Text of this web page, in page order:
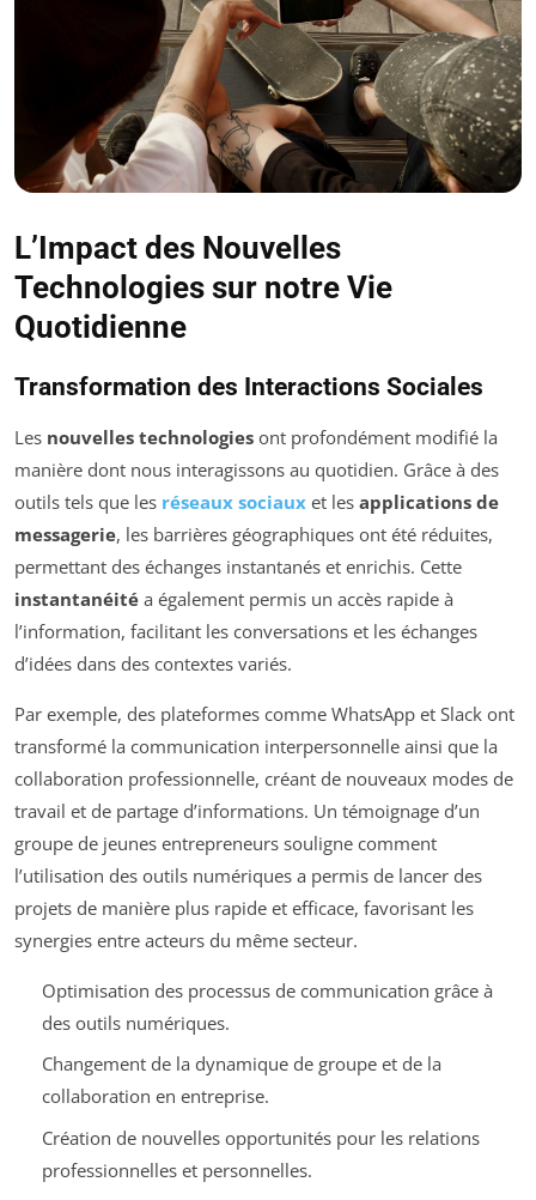
L’Impact des Nouvelles
Technologies sur notre Vie
Quotidienne
Transformation des Interactions Sociales
Les nouvelles technologies ont profondément modifié la
manière dont nous interagissons au quotidien. Grâce à des
outils tels que les réseaux sociaux et les applications de
messagerie, les barrières géographiques ont été réduites,
permettant des échanges instantanés et enrichis. Cette
instantanéité a également permis un accès rapide à
l’information, facilitant les conversations et les échanges
d’idées dans des contextes variés.
Par exemple, des plateformes comme WhatsApp et Slack ont
transformé la communication interpersonnelle ainsi que la
collaboration professionnelle, créant de nouveaux modes de
travail et de partage d’informations. Un témoignage d’un
groupe de jeunes entrepreneurs souligne comment
l’utilisation des outils numériques a permis de lancer des
projets de manière plus rapide et efficace, favorisant les
synergies entre acteurs du même secteur.
Optimisation des processus de communication grâce à
des outils numériques.
Changement de la dynamique de groupe et de la
collaboration en entreprise.
Création de nouvelles opportunités pour les relations
professionnelles et personnelles.